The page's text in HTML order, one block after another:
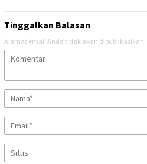
Tinggalkan Balasan
Alamat email Anda tidak akan dipublikasikan.